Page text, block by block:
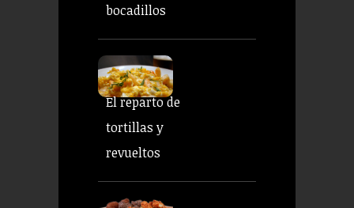
bocadillos
El reparto de
tortillas y
revueltos